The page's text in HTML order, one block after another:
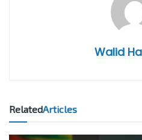
Walid
RelatedArticles